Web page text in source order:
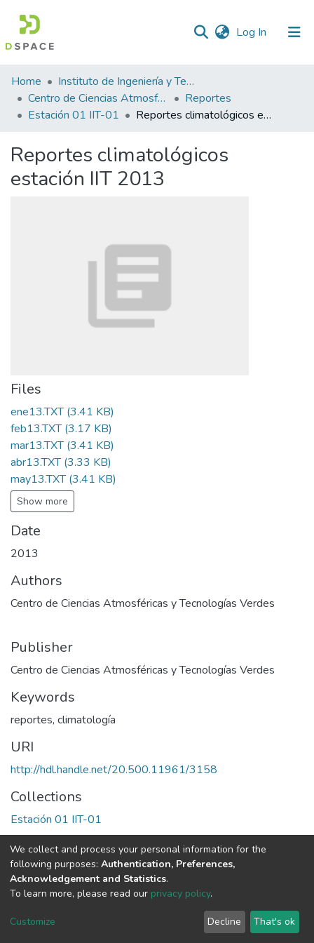
Log In (current)
Statistics
Home
Instituto de Ingeniería y Tecnología
Centro de Ciencias Atmosféricas y Tecnologías Verdes
Reportes
Estación 01 IIT-01
Reportes climatológicos estación IIT 2013
Reportes climatológicos
estación IIT 2013
Files
ene13.TXT(3.41 KB)
feb13.TXT(3.17 KB)
mar13.TXT(3.41 KB)
abr13.TXT(3.33 KB)
may13.TXT(3.41 KB)
Show more
Date
2013
Authors
Centro de Ciencias Atmosféricas y Tecnologías Verdes
Publisher
Centro de Ciencias Atmosféricas y Tecnologías Verdes
Keywords
reportes, climatología
URI
http://hdl.handle.net/20.500.11961/3158
Collections
Estación 01 IIT-01
Full item page
Av. Plutarco Elías Calles #1210 Fovissste Chamizal Ciudad Juárez,
Chih., Méx. C.P. 32310 Tel.+52(656)688 2100 al 09
UACJ
copyright © 2002-2026LYRASIS
We collect and process your personal information for the
following purposes: Authentication, Preferences,
Acknowledgement and Statistics.
To learn more, please read our privacy policy.
Customize Decline That's ok